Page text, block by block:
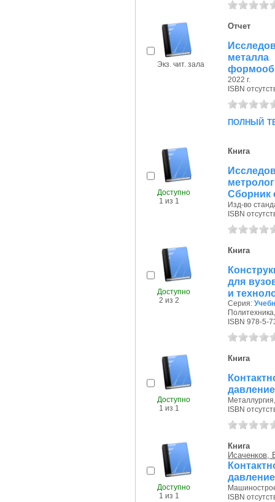
Экз. чит. зала
Отчет
2022 г.
ISBN
полный
Доступно
1 из 1
Книга
Сборник
Изд-во
ISBN
Доступно
2 из 2
Книга
для
и
Серия:
ISBN 978-5-
Доступно
1 из 1
Книга
ISBN
Доступно
1 из 1
Книга
Исаченков,
ISBN